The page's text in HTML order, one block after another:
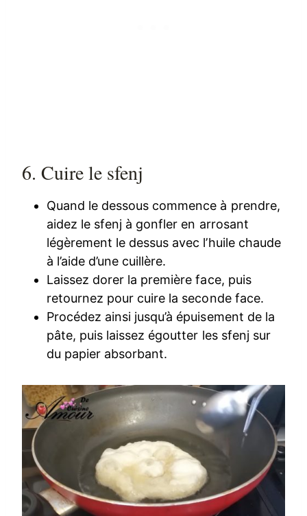
6. Cuire le sfenj
Quand le dessous commence à prendre,
aidez le sfenj à gonfler en arrosant
légèrement le dessus avec l’huile chaude
à l’aide d’une cuillère.
Laissez dorer la première face, puis
retournez pour cuire la seconde face.
Procédez ainsi jusqu’à épuisement de la
pâte, puis laissez égoutter les sfenj sur
du papier absorbant.